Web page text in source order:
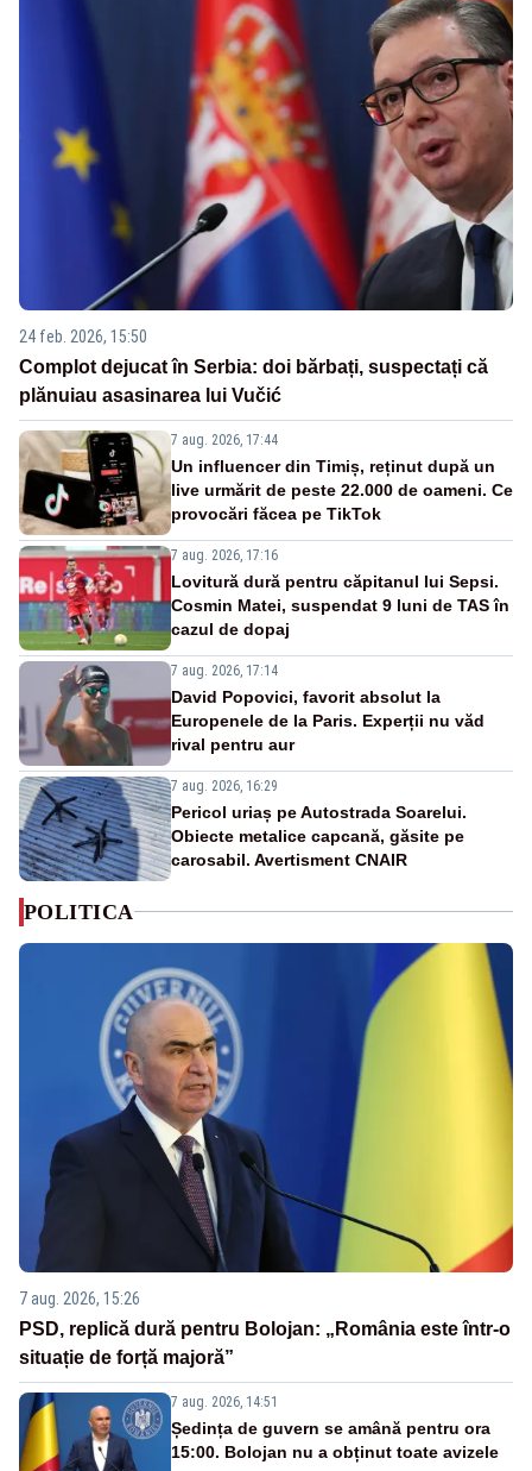
24 feb. 2026, 15:50
Complot dejucat în Serbia: doi bărbați, suspectați că
plănuiau asasinarea lui Vučić
7 aug. 2026, 17:44
Un influencer din Timiș, reținut după un
live urmărit de peste 22.000 de oameni. Ce
provocări făcea pe TikTok
7 aug. 2026, 17:16
Lovitură dură pentru căpitanul lui Sepsi.
Cosmin Matei, suspendat 9 luni de TAS în
cazul de dopaj
7 aug. 2026, 17:14
David Popovici, favorit absolut la
Europenele de la Paris. Experții nu văd
rival pentru aur
7 aug. 2026, 16:29
Pericol uriaș pe Autostrada Soarelui.
Obiecte metalice capcană, găsite pe
carosabil. Avertisment CNAIR
POLITICA
7 aug. 2026, 15:26
PSD, replică dură pentru Bolojan: „România este într-o
situație de forță majoră”
7 aug. 2026, 14:51
Ședința de guvern se amână pentru ora
15:00. Bolojan nu a obținut toate avizele